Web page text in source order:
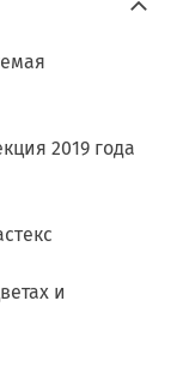
2019 года
и